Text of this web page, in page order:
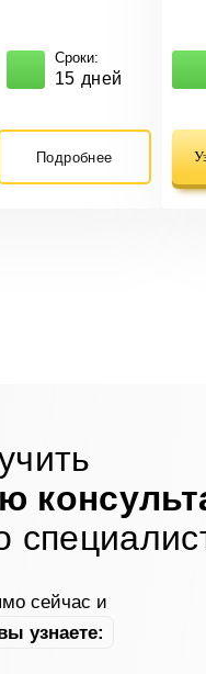
Сроки:
15 дней
Подробнее
сейчас и
узнаете: